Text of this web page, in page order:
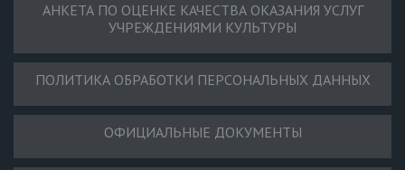
АНКЕТА ПО ОЦЕНКЕ КАЧЕСТВА ОКАЗАНИЯ УСЛУГ
УЧРЕЖДЕНИЯМИ КУЛЬТУРЫ
ПОЛИТИКА ОБРАБОТКИ ПЕРСОНАЛЬНЫХ ДАННЫХ
ОФИЦИАЛЬНЫЕ ДОКУМЕНТЫ